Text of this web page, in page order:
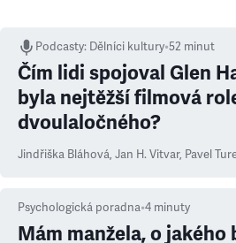
Podcasty: Dělníci kultury•52 minut
Čím lidi spojoval Glen
byla nejtěžší filmová
dvoulaločného?
Jindřiška Bláhová, Jan H. Vitvar, Pavel
Psychologická poradna•4 minuty
Mám manžela, o